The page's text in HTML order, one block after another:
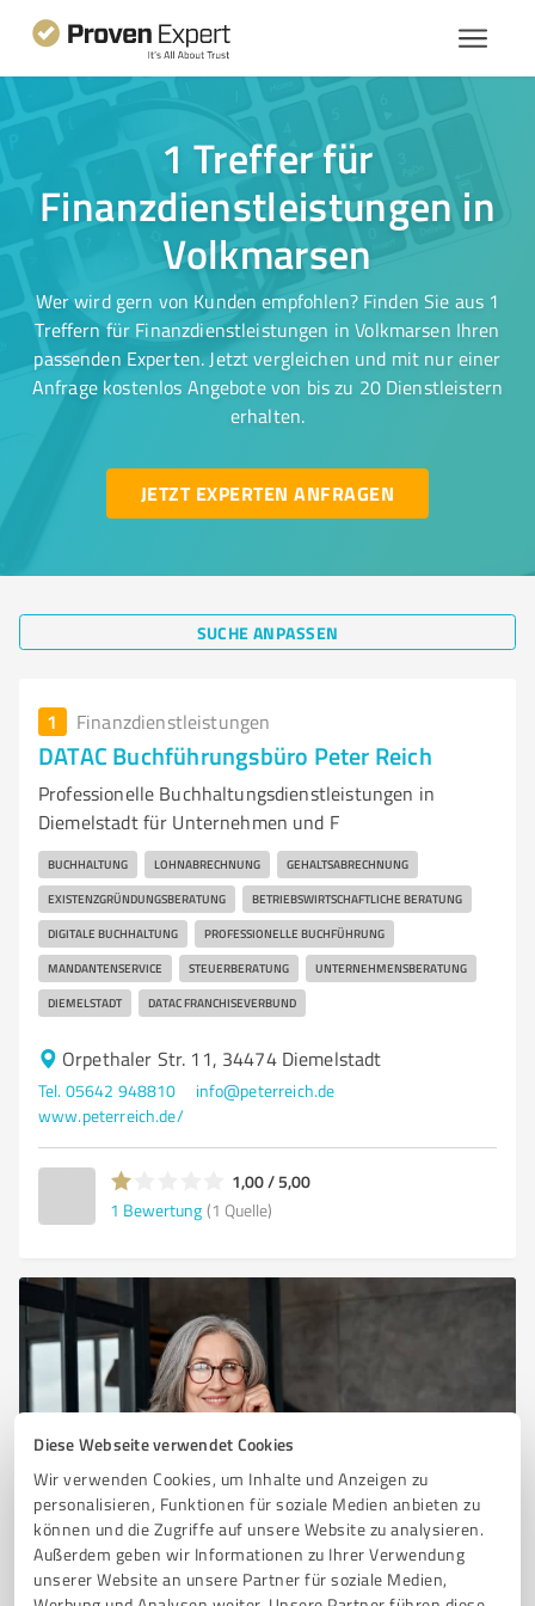
Diese Webseite verwendet Cookies
Wir verwenden Cookies, um Inhalte und Anzeigen zu
personalisieren, Funktionen für soziale Medien anbieten zu
können und die Zugriffe auf unsere Website zu analysieren.
Außerdem geben wir Informationen zu Ihrer Verwendung
unserer Website an unsere Partner für soziale Medien,
1 Treffer für
Finanzdienstleistungen in
Volkmarsen
Wer wird gern von Kunden empfohlen? Finden Sie aus 1
Treffern für Finanzdienstleistungen in Volkmarsen Ihren
passenden Experten. Jetzt vergleichen und mit nur einer
Anfrage kostenlos Angebote von bis zu 20 Dienstleistern
erhalten.
JETZT EXPERTEN ANFRAGEN
SUCHE ANPASSEN
1 Finanzdienstleistungen
DATAC Buchführungsbüro Peter Reich
Professionelle Buchhaltungsdienstleistungen in
Diemelstadt für Unternehmen und F
BUCHHALTUNG LOHNABRECHNUNG GEHALTSABRECHNUNG
EXISTENZGRÜNDUNGSBERATUNG BETRIEBSWIRTSCHAFTLICHE BERATUNG
DIGITALE BUCHHALTUNG PROFESSIONELLE BUCHFÜHRUNG
MANDANTENSERVICE STEUERBERATUNG UNTERNEHMENSBERATUNG
DIEMELSTADT DATAC FRANCHISEVERBUND
Orpethaler Str. 11, 34474 Diemelstadt
Tel. 05642 948810
info@peterreich.de
www.peterreich.de/
1,00 / 5,00
1 Bewertung (1 Quelle)
Sie möchten auch hier gelistet werden?
Registrieren Sie sich jetzt und werden Sie ein von
Kunden empfohlener ProvenExpert!